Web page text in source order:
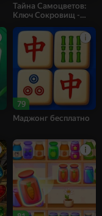
Тайна Самоцветов:
Ключ Сокровищ -
79
Маджонг бесплатно